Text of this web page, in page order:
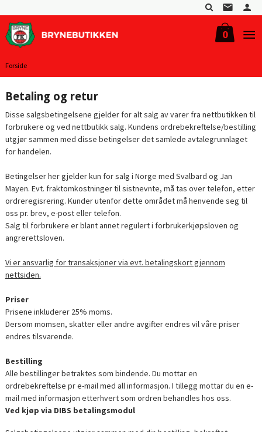
til
innholdet
0
Forside
Betaling og retur
Disse salgsbetingelsene gjelder for alt salg av varer fra nettbutikken til
forbrukere og ved nettbutikk salg. Kundens ordrebekreftelse/bestilling
utgjør sammen med disse betingelser det samlede avtalegrunnlaget
for handelen.
Betingelser her gjelder kun for salg i Norge med Svalbard og Jan
Mayen. Evt. fraktomkostninger til sistnevnte, må tas over telefon, etter
ordreregisrering. Kunder utenfor dette området må henvende seg til
oss pr. brev, e-post eller telefon.
Salg til forbrukere er blant annet regulert i forbrukerkjøpsloven og
angrerettsloven.
Vi er ansvarlig for transaksjoner via evt. betalingskort gjennom
nettsiden.
Priser
Prisene inkluderer 25% moms.
Dersom momsen, skatter eller andre avgifter endres vil våre priser
endres tilsvarende.
Bestilling
Alle bestillinger betraktes som bindende. Du mottar en
ordrebekreftelse pr e-mail med all informasjon. I tillegg mottar du en e-
mail med informasjon etterhvert som ordren behandles hos oss.
Ved kjøp via DIBS betalingsmodul